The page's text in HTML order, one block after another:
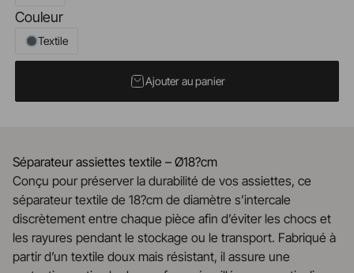
Couleur
Textile
Ajouter au panier
Séparateur assiettes textile – Ø18?cm
Conçu pour préserver la durabilité de vos assiettes, ce
séparateur textile de 18?cm de diamètre s’intercale
discrètement entre chaque pièce afin d’éviter les chocs et
les rayures pendant le stockage ou le transport. Fabriqué à
partir d’un textile doux mais résistant, il assure une